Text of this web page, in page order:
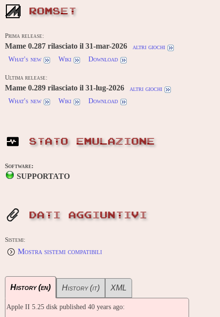
ROMSET
Prima release:
Mame 0.287 rilasciato il 31-mar-2026
altri giochi
What's new
Wiki Download
Ultima release:
Mame 0.289 rilasciato il 31-lug-2026
altri giochi
What's new
Wiki Download
STATO EMULAZIONE
Software:
SUPPORTATO
DATI AGGIUNTIVI
Sistemi:
Mostra sistemi compatibili
History (en) History (it) XML
Apple II 5.25 disk published 40 years ago: